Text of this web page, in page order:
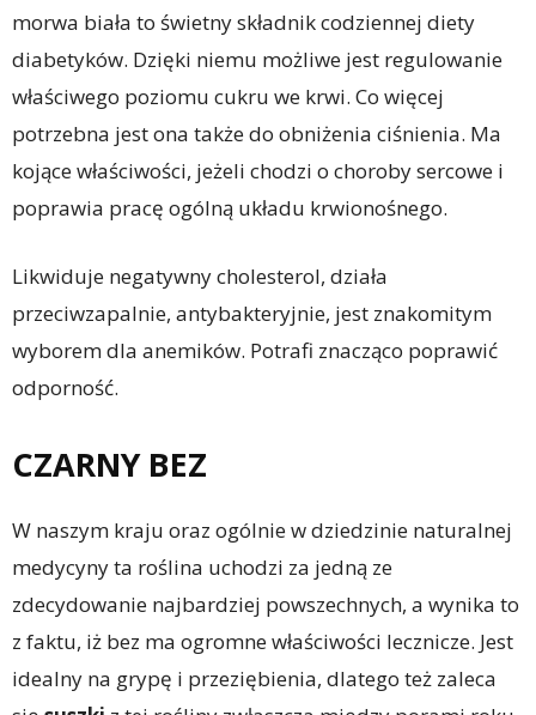
morwa biała to świetny składnik codziennej diety
diabetyków. Dzięki niemu możliwe jest regulowanie
właściwego poziomu cukru we krwi. Co więcej
potrzebna jest ona także do obniżenia ciśnienia. Ma
kojące właściwości, jeżeli chodzi o choroby sercowe i
poprawia pracę ogólną układu krwionośnego.
Likwiduje negatywny cholesterol, działa
przeciwzapalnie, antybakteryjnie, jest znakomitym
wyborem dla anemików. Potrafi znacząco poprawić
odporność.
CZARNY BEZ
W naszym kraju oraz ogólnie w dziedzinie naturalnej
medycyny ta roślina uchodzi za jedną ze
zdecydowanie najbardziej powszechnych, a wynika to
z faktu, iż bez ma ogromne właściwości lecznicze. Jest
idealny na grypę i przeziębienia, dlatego też zaleca